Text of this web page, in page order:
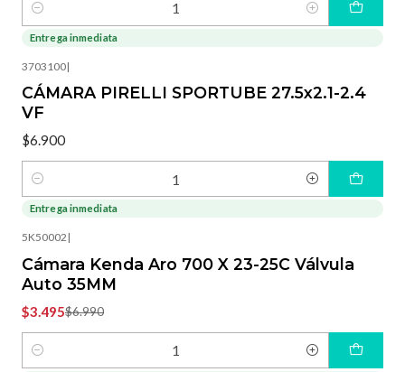
Cantidad
Entrega inmediata
3703100|
CÁMARA PIRELLI SPORTUBE 27.5x2.1-2.4
VF
$6.900
Cantidad
Entrega inmediata
5K50002 |
Cámara Kenda Aro 700 X 23-25C Válvula
Auto 35MM
$3.495$6.990
Cantidad